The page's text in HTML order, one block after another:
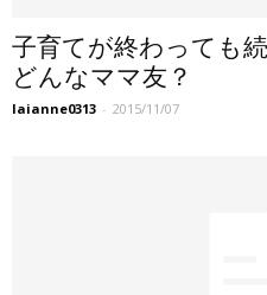
子育てが終わっても
どんなママ友？
laianne0313 - 2015/11/07